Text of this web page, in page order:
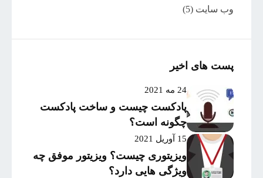
وب سایت (5)
پست های اخیر
24 مه 2021
پادکست چیست و ساخت پادکست
چگونه است؟
15 آوریل 2021
ویزیتوری چیست؟ ویزیتور موفق چه
ویژگی هایی دارد؟